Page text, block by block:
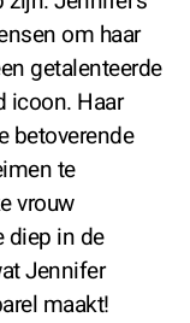
om haar
getalenteerde
icoon. Haar
betoverende
te
vrouw
diep in de
Jennifer
maakt!